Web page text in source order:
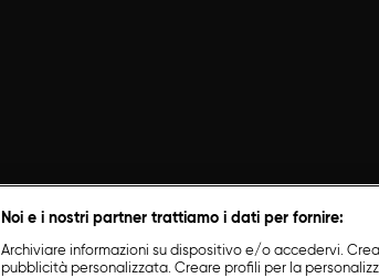
Noi e i nostri partner trattiamo i dati per fornire:
Archiviare informazioni su dispositivo e/o accedervi.
pubblicità personalizzata. Creare profili per la